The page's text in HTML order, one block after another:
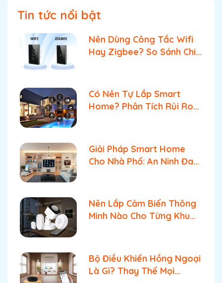
Tin tức nổi bật
Nên Dùng Công Tắc Wifi
Hay Zigbee? So Sánh Chi
Có Nên Tự Lắp Smart
Home? Phân Tích Rủi Ro
Giải Pháp Smart Home
Cho Nhà Phố: An Ninh Đa
Nên Lắp Cảm Biến Thông
Minh Nào Cho Từng Khu
Bộ Điều Khiển Hồng Ngoại
Là Gì? Thay Thế Mọi